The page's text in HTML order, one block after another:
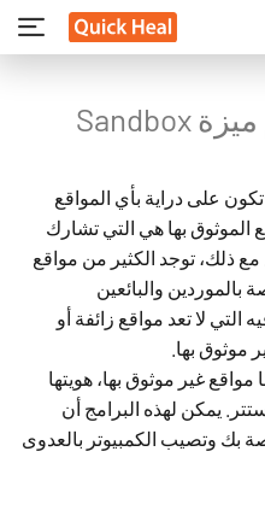
كيف يمكنك استخدام ميزة Sandbox
على دراية بأي المواقع
الموثوق بها هي التي تشارك
ذلك، توجد الكثير من مواقع
بالموردين والبائعين
التي لا تعد مواقع زائفة أو
موثوق بها.
مواقع غير موثوق بها، هويتها
يمكن لهذه البرامج أن
بك وتصيب الكمبيوتر بالعدوى